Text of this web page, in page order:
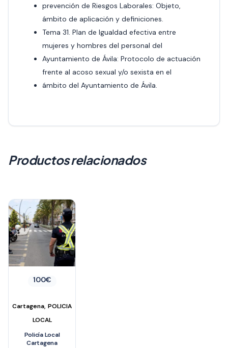
prevención de Riesgos Laborales: Objeto,
ámbito de aplicación y definiciones.
Tema 31. Plan de Igualdad efectiva entre
mujeres y hombres del personal del
Ayuntamiento de Ávila: Protocolo de actuación
frente al acoso sexual y/o sexista en el
ámbito del Ayuntamiento de Ávila.
Productos relacionados
100€
Cartagena,POLICIA
LOCAL
Policía Local
Cartagena